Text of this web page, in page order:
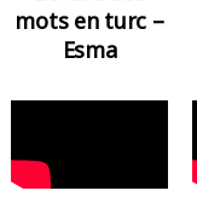
mots en turc –
Esma